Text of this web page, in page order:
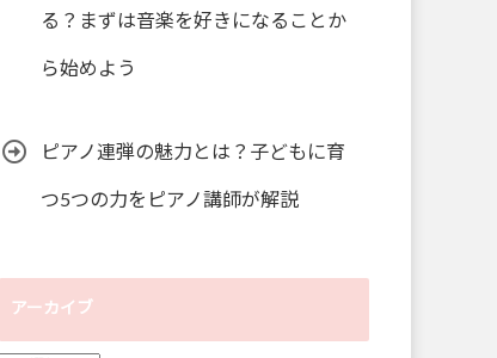
る？まずは音楽を好きになることか
ら始めよう
ピアノ連弾の魅力とは？子どもに育
つ5つの力をピアノ講師が解説
アーカイブ